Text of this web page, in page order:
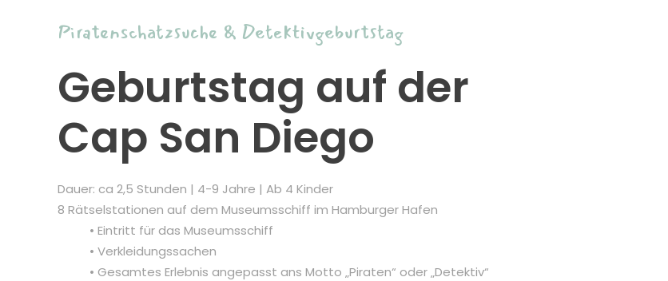
Piratenschatzsuche & Detektivgeburtstag
Geburtstag auf der
Cap San Diego
Dauer: ca 2,5 Stunden | 4-9 Jahre | Ab 4 Kinder
8 Rätselstationen auf dem Museumsschiff im Hamburger Hafen
• Eintritt für das Museumsschiff
• Verkleidungssachen
• Gesamtes Erlebnis angepasst ans Motto „Piraten“ oder „Detektiv“